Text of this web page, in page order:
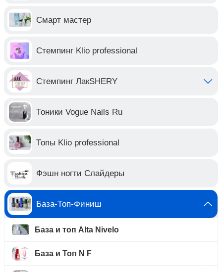
Смарт мастер
Стемпинг Klio professional
Стемпинг ЛакSHERY
Тоники Vogue Nails Ru
Топы Klio professional
Фэшн ногти Слайдеры
База-Топ-Финиш
База и топ Alta Nivelo
База и Топ N F